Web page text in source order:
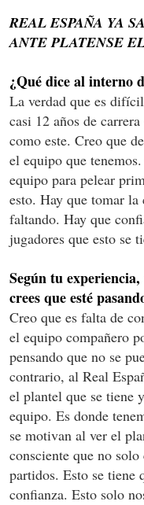
REAL ESPAÑA YA
ANTE PLATENSE
¿Qué dice al interno
La verdad que es
casi 12 años de
como este. Creo que
el equipo que
equipo para pelear
esto. Hay que tomar la
faltando. Hay que
jugadores que esto se
Según tu
crees que esté
Creo que es falta de
el equipo compañero
pensando que no se
contrario, al Real
el plantel que se tiene
equipo. Es donde
se motivan al ver el
consciente que no
partidos. Esto se tiene
confianza. Esto solo